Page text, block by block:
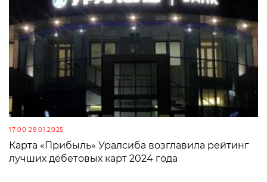
17:00 28.01.2025
Карта «Прибыль» Уралсиба возглавила рейтинг
лучших дебетовых карт 2024 года